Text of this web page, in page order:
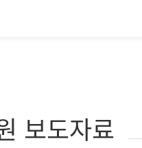
보도자료